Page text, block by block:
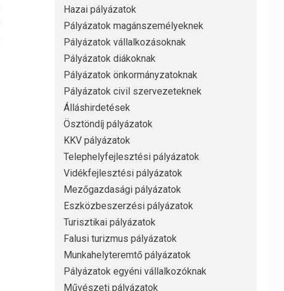
Hazai pályázatok
Pályázatok magánszemélyeknek
Pályázatok vállalkozásoknak
Pályázatok diákoknak
Pályázatok önkormányzatoknak
Pályázatok civil szervezeteknek
Álláshirdetések
Ösztöndíj pályázatok
KKV pályázatok
Telephelyfejlesztési pályázatok
Vidékfejlesztési pályázatok
Mezőgazdasági pályázatok
Eszközbeszerzési pályázatok
Turisztikai pályázatok
Falusi turizmus pályázatok
Munkahelyteremtő pályázatok
Pályázatok egyéni vállalkozóknak
Művészeti pályázatok